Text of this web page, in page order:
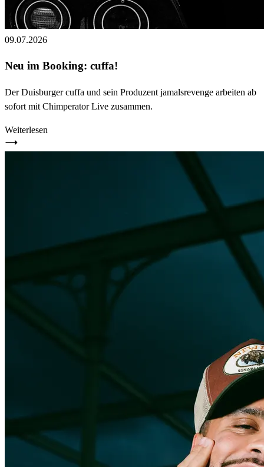
09.07.2026
Neu im Booking: cuffa!
Der Duisburger cuffa und sein Produzent jamalsrevenge arbeiten ab
sofort mit Chimperator Live zusammen.
Weiterlesen